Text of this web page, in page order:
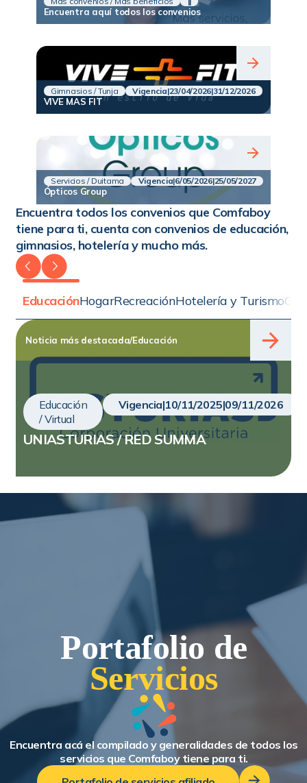
Encuentra aquí todos los convenios
Gimnasios / Tunja Vigencia|23/04/2026|31/12/2026
VIVE MAS FIT
Servicios / Duitama Vigencia|6/05/2026|25/05/2027
Ópticos Group
Encuentra todos los convenios que Comfaboy
tiene para ti, cuenta con convenios de educación,
gimnasios, hotelería y mucho más.
EducaciónHogarRecreaciónHotelería y Turismo
Noticia más destacada/Educación
Educación
/ Virtual
Vigencia|10/11/2025|09/11/2026
UNIASTURIAS / RED SUMMA
Portafolio de
Servicios
Encuentra acá el compilado y generalidades de todos los
servicios que Comfaboy tiene para ti.